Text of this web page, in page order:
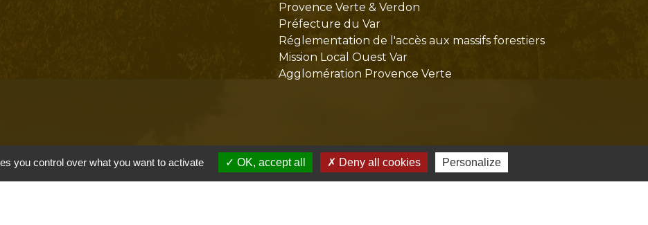
Provence Verte & Verdon
Préfecture du Var
Réglementation de l'accès aux massifs forestiers
Mission Local Ouest Var
Agglomération Provence Verte
you control over what you want to activate OK, accept all Deny all cookies Personalize